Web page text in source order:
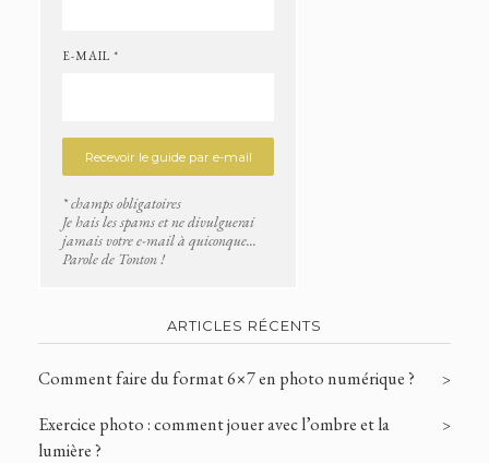
E-MAIL *
* champs obligatoires
Je hais les spams et ne divulguerai
jamais votre e-mail à quiconque...
Parole de Tonton !
ARTICLES RÉCENTS
Comment faire du format 6×7 en photo numérique ?
Exercice photo : comment jouer avec l’ombre et la
lumière ?